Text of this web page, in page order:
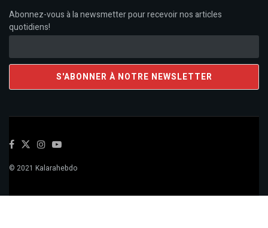
Abonnez-vous à la newsmetter pour recevoir nos articles
quotidiens!
© 2021 Kalarahebdo